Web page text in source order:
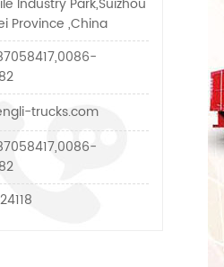
Province ,China
trucks.com